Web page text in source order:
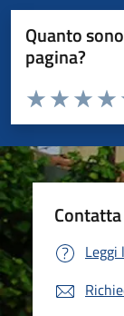
Quanto
pagina?
Valuta da 1 a 5
Valuta
Valuta 2
Valuta 1 stelle
Leggi